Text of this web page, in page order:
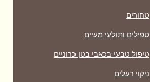
טחורים
טפילים ותולעי מעיים
טיפול טבעי בכאבי בטן כרוניים
ניקוי רעלים